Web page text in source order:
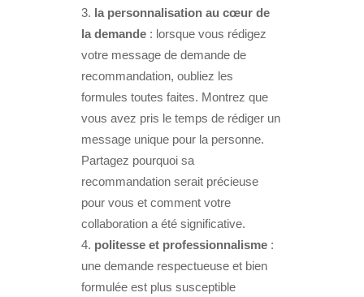
la personnalisation au cœur de
la demande : lorsque vous rédigez
votre message de demande de
recommandation, oubliez les
formules toutes faites. Montrez que
vous avez pris le temps de rédiger un
message unique pour la personne.
Partagez pourquoi sa
recommandation serait précieuse
pour vous et comment votre
collaboration a été significative.
politesse et professionnalisme :
une demande respectueuse et bien
formulée est plus susceptible